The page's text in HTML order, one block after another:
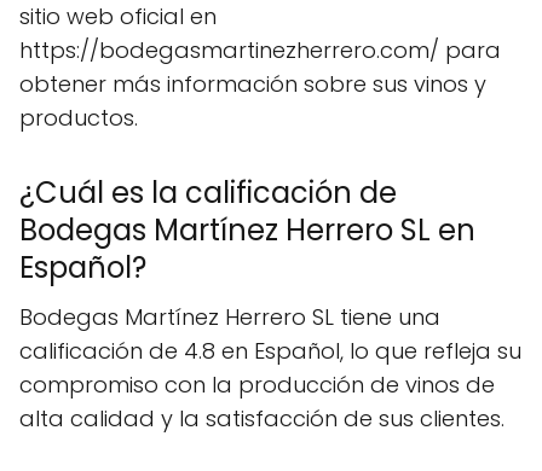
sitio web oficial en
https://bodegasmartinezherrero.com/ para
obtener más información sobre sus vinos y
productos.
¿Cuál es la calificación de
Bodegas Martínez Herrero SL en
Español?
Bodegas Martínez Herrero SL tiene una
calificación de 4.8 en Español, lo que refleja su
compromiso con la producción de vinos de
alta calidad y la satisfacción de sus clientes.